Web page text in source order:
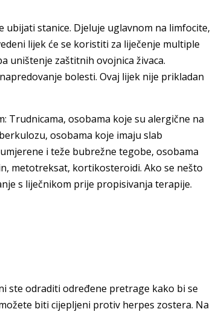
stanice. Djeluje uglavnom na limfocite,
lijek će se koristiti za liječenje multiple
uništenje zaštitnih ovojnica živaca.
bolesti. Ovaj lijek nije prikladan
Trudnicama, osobama koje su alergične na
osobama koje imaju slab
i teže bubrežne tegobe, osobama
metotreksat, kortikosteroidi. Ako se nešto
s liječnikom prije propisivanja terapije.
ste odraditi određene pretrage kako bi se
biti cijepljeni protiv herpes zostera. Na